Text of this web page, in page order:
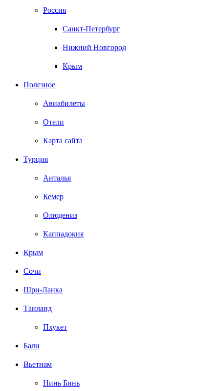
Россия
Санкт-Петербург
Нижний Новгород
Крым
Полезное
Авиабилеты
Отели
Карта сайта
Турция
Анталья
Кемер
Олюдениз
Каппадокия
Крым
Сочи
Шри-Ланка
Таиланд
Пхукет
Бали
Вьетнам
Нинь Бинь